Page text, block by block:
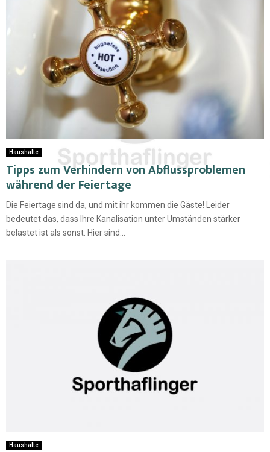
Haushalte
Tipps zum Verhindern von Abflussproblemen
während der Feiertage
Die Feiertage sind da, und mit ihr kommen die Gäste! Leider
bedeutet das, dass Ihre Kanalisation unter Umständen stärker
belastet ist als sonst. Hier sind...
Haushalte